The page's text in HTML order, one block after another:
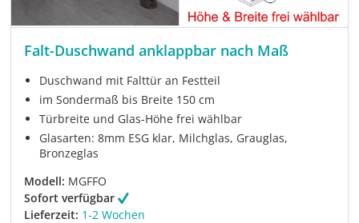
Falt-Duschwand anklappbar nach Maß
Duschwand mit Falttür an Festteil
im Sondermaß bis Breite 150 cm
Türbreite und Glas-Höhe frei wählbar
Glasarten: 8mm ESG klar, Milchglas, Grauglas,
Bronzeglas
Modell: MGFFO
Sofort verfügbar
Lieferzeit: 1-2 Wochen